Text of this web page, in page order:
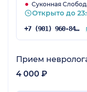
Суконная
Открыто до
+7 (901) 960-84-70
Прием
4 000 ₽